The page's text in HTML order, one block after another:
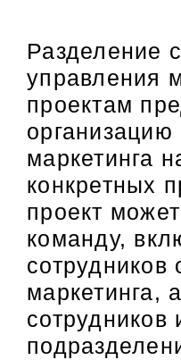
Разделение
управления
проектам
маркетинга
конкретных
проект
команду,
сотрудников
маркетинга,
сотрудников